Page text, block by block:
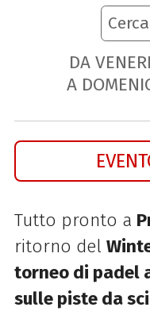
DA
A
Tutto pronto a
ritorno del
torneo di padel
sulle piste da